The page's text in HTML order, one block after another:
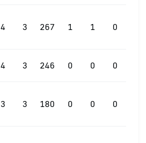
4 3 267 1 1 0
4 3 246 0 0 0
3 3 180 0 0 0